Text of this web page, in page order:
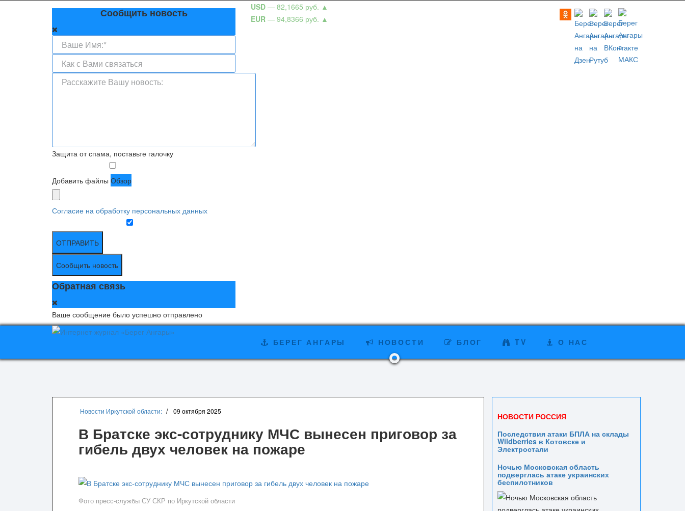
Сообщить новость
Защита от спама, поставьте галочку
Добавить файлы Обзор
Согласие на обработку персональных данных
ОТПРАВИТЬ
Сообщить новость
Обратная связь
Ваше сообщение было успешно отправлено
USD — 82,1665 руб. ▲
EUR — 94,8366 руб. ▲
БЕРЕГ АНГАРЫ НОВОСТИ БЛОГ TV О НАС
Новости Иркутской области: 09 октября 2025
В Братске экс-сотруднику МЧС вынесен приговор за
гибель двух человек на пожаре
Фото пресс-службы СУ СКР по Иркутской области
НОВОСТИ РОССИЯ
Последствия атаки БПЛА на склады
Wildberries в Котовске и
Электростали
Ночью Московская область
подверглась атаке украинских
беспилотников